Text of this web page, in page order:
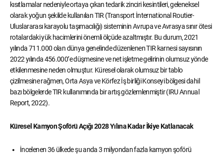
kısıtlamalar nedeniyle ortaya çıkan tedarik zinciri kesintileri, geleneksel
olarak yoğun şekilde kullanılan TIR (Transport İnternational Routier-
Uluslararası karayolu taşımacılığı) sisteminin Avrupa ve Avrasya sınır ötesi
rotalardaki yük hacimlerini önemli ölçüde azaltmıştır. Bu durum, 2021
yılında 711.000 olan dünya genelinde düzenlenen TIR karnesi sayısının
2022 yılında 456.000’e düşmesine ve net işletme gelirinin olumsuz yönde
etkilenmesine neden olmuştur. Küresel olarak olumsuz bir tablo
çizilmesine rağmen, Orta Asya ve Körfez İş birliği Konseyi bölgesi dahil
bazı bölgelerde TIR kullanımında bir artış gözlemlenmiştir (IRU Annual
Report, 2022).
Küresel Kamyon Şoförü Açığı 2028 Yılına Kadar İkiye Katlanacak
İncelenen 36 ülkede şu anda 3 milyondan fazla kamyon şoförü